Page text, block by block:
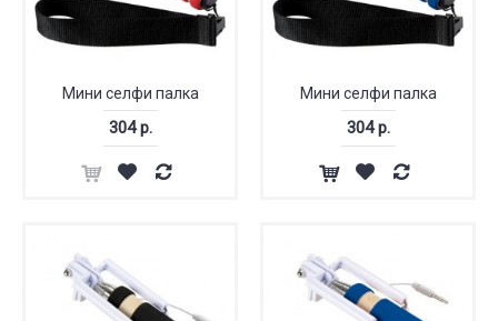
Мини селфи палка
304 р.
Мини селфи палка
304 р.